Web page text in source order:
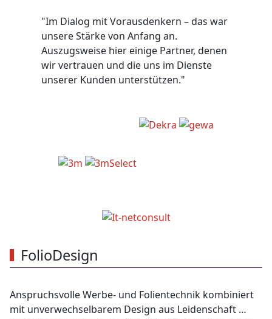
"Im Dialog mit Vorausdenkern – das war
unsere Stärke von Anfang an.
Auszugsweise hier einige Partner, denen
wir vertrauen und die uns im Dienste
unserer Kunden unterstützen."
FolioDesign
Anspruchsvolle Werbe- und Folientechnik kombiniert
mit unverwechselbarem Design aus Leidenschaft …